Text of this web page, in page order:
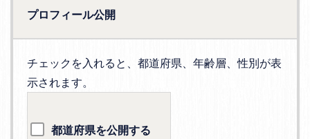
プロフィール公開
チェックを入れると、都道府県、年齢層、性別が表
示されます。
都道府県を公開する